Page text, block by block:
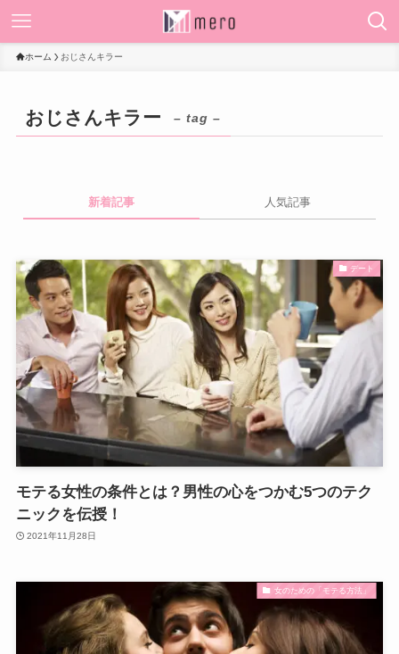
ホーム おじさんキラー
おじさんキラー – tag –
新着記事 人気記事
デート
モテる女性の条件とは？男性の心をつかむ5つのテク
ニックを伝授！
2021年11月28日
女のための「モテる方法」